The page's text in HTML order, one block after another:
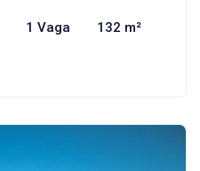
1 Vaga 132 m²